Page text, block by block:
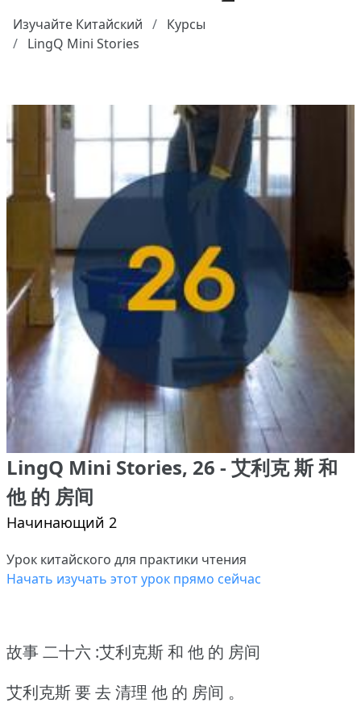
Изучайте Китайский
Курсы
LingQ Mini Stories
LingQ Mini Stories, 26 - 艾利克 斯 和
他 的 房间
Начинающий 2
Урок китайского для практики чтения
Начать изучать этот урок прямо сейчас
故事 二十六 :艾利克斯 和 他 的 房间
艾利克斯 要 去 清理 他 的 房间 。